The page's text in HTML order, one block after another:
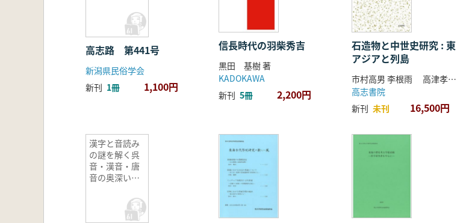
高志路 第441号
新潟県民俗学会
新刊 1冊 1,100円
信長時代の羽柴秀吉
黒田 基樹 著
KADOKAWA
新刊 5冊 2,200円
石造物と中世史研究 : 東
アジアと列島
市村高男 李根雨 高津孝 劉恒武 編
高志書院
新刊 未刊 16,500円
漢字と音読み
の謎を解く呉
音・漢音・唐
音の奥深い世